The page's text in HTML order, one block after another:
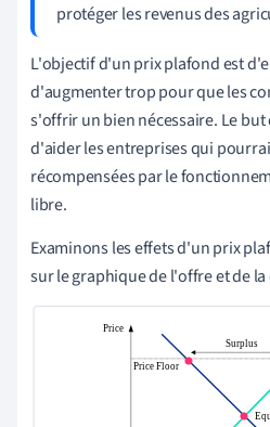
protéger les revenus des
L'objectif d'un prix plafond est
d'augmenter trop pour que les
s'offrir un bien nécessaire. Le
d'aider les entreprises qui
récompensées par le
libre.
Examinons les effets d'un prix
sur le graphique de l'offre et de la